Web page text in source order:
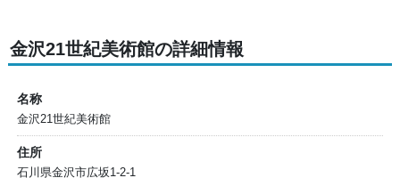
金沢21世紀美術館の詳細情報
名称
金沢21世紀美術館
住所
石川県金沢市広坂1-2-1